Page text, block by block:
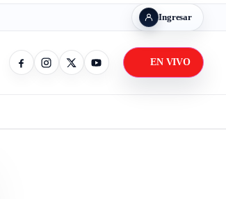
Ingresar
FacebookInstagramX / TwitterYouTube
EN VIVO